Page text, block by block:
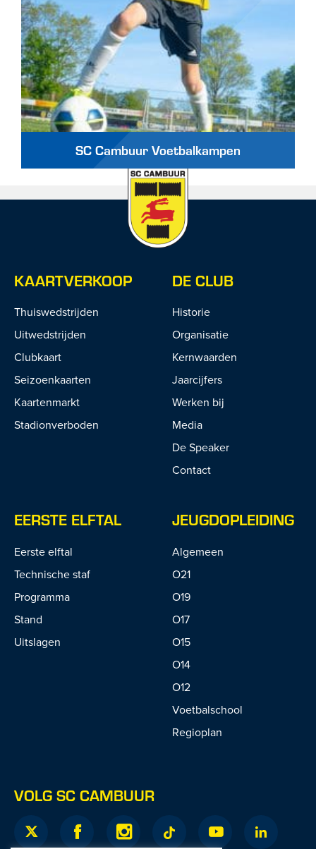
SC Cambuur Voetbalkampen
KAARTVERKOOP
Thuiswedstrijden
Uitwedstrijden
Clubkaart
Seizoenkaarten
Kaartenmarkt
Stadionverboden
DE CLUB
Historie
Organisatie
Kernwaarden
Jaarcijfers
Werken bij
Media
De Speaker
Contact
EERSTE ELFTAL
Eerste elftal
Technische staf
Programma
Stand
Uitslagen
JEUGDOPLEIDING
Algemeen
O21
O19
O17
O15
O14
O12
Voetbalschool
Regioplan
VOLG SC CAMBUUR